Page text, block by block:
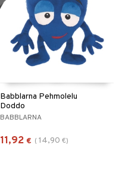
Babblarna Pehmolelu
Doddo
BABBLARNA
11,92 € ( 14,90 €)